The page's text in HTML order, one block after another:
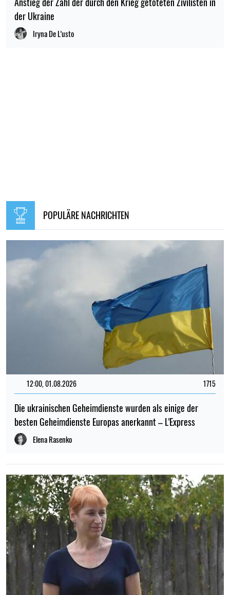
der Ukraine
Iryna De L’usto
POPULÄRE NACHRICHTEN
12:00, 01.08.2026 1715
Die ukrainischen Geheimdienste wurden als einige der
besten Geheimdienste Europas anerkannt – L'Express
Elena Rasenko